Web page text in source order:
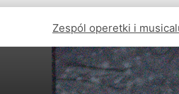
Zespól operetki i